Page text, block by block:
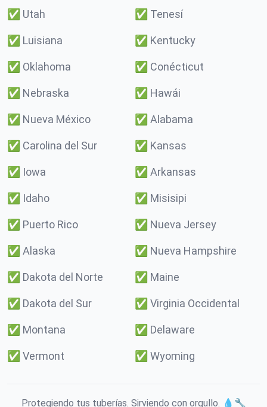
✅ Utah ✅ Tenesí
✅ Luisiana ✅ Kentucky
✅ Oklahoma ✅ Conécticut
✅ Nebraska ✅ Hawái
✅ Nueva México ✅ Alabama
✅ Carolina del Sur ✅ Kansas
✅ Iowa ✅ Arkansas
✅ Idaho ✅ Misisipi
✅ Puerto Rico ✅ Nueva Jersey
✅ Alaska ✅ Nueva Hampshire
✅ Dakota del Norte ✅ Maine
✅ Dakota del Sur ✅ Virginia Occidental
✅ Montana ✅ Delaware
✅ Vermont ✅ Wyoming
Protegiendo tus tuberías. Sirviendo con orgullo. 💧🔧